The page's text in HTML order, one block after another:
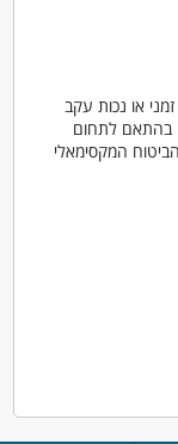
או נכות עקב
משתנה בהתאם לתחום
המקסימאלי